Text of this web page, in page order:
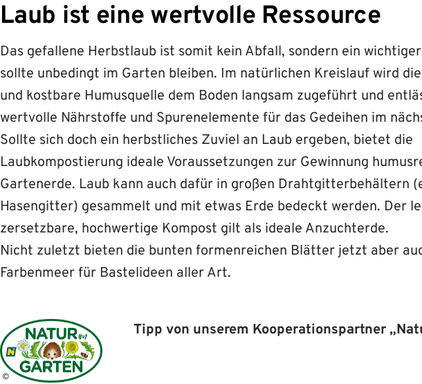
Laub ist eine wertvolle Ressource
Das gefallene Herbstlaub ist somit kein Abfall, sondern ein
sollte unbedingt im Garten bleiben. Im natürlichen Kreislauf wird
und kostbare Humusquelle dem Boden langsam zugeführt und
wertvolle Nährstoffe und Spurenelemente für das Gedeihen im
Sollte sich doch ein herbstliches Zuviel an Laub ergeben, bietet die
Laubkompostierung ideale Voraussetzungen zur Gewinnung
Gartenerde. Laub kann auch dafür in großen Drahtgitterbehältern
Hasengitter) gesammelt und mit etwas Erde bedeckt werden. Der
zersetzbare, hochwertige Kompost gilt als ideale Anzuchterde.
Nicht zuletzt bieten die bunten formenreichen Blätter jetzt aber
Farbenmeer für Bastelideen aller Art.
©
Tipp von unserem Kooperationspartner